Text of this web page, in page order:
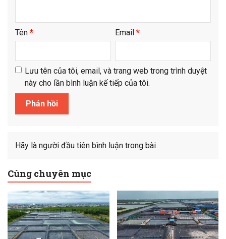
Tên * Email *
Lưu tên của tôi, email, và trang web trong trình duyệt
này cho lần bình luận kế tiếp của tôi.
Hãy là người đầu tiên bình luận trong bài
Cùng chuyên mục